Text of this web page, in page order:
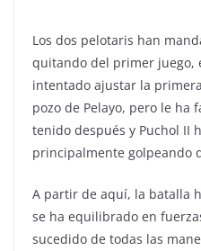
Los dos pelotaris han
quitando del primer juego,
intentado ajustar la
pozo de Pelayo, pero le ha
tenido después y Puchol II
principalmente golpeando
A partir de aquí, la batalla
se ha equilibrado en
sucedido de todas las